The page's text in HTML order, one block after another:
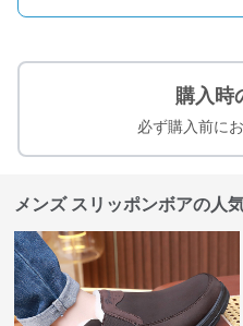
購入時
必ず購入前に
メンズ スリッポンボアの人